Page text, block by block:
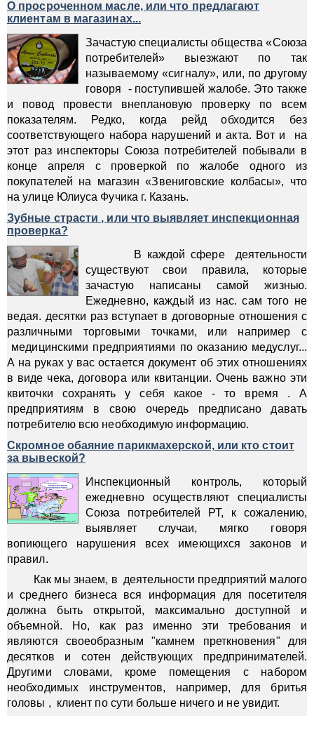
О просроченном масле, или что предлагают
клиентам в магазинах...
Зачастую специалисты общества «Союза
потребителей» выезжают по так
называемому «сигналу», или, по другому
говоря - поступившей жалобе. Это также
и повод провести внеплановую проверку по всем
показателям. Редко, когда рейд обходится без
соответствующего набора нарушений и акта. Вот и на
этот раз инспекторы Союза потребителей побывали в
конце апреля с проверкой по жалобе одного из
покупателей на магазин «Звениговские колбасы», что
на улице Юлиуса Фучика г. Казань.
Зубные страсти , или что выявляет инспекционная
проверка?
В каждой сфере деятельности
существуют свои правила, которые
зачастую написаны самой жизнью.
Ежедневно, каждый из нас. сам того не
ведая. десятки раз вступает в договорные отношения с
различными торговыми точками, или например с
медицинскими предприятиями по оказанию медуслуг...
А на руках у вас остается документ об этих отношениях
в виде чека, договора или квитанции. Очень важно эти
квиточки сохранять у себя какое - то время . А
предприятиям в свою очередь предписано давать
потребителю всю необходимую информацию.
Скромное обаяние парикмахерской, или кто стоит
за вывеской?
Инспекционный контроль, который
ежедневно осуществляют специалисты
Союза потребителей РТ, к сожалению,
выявляет случаи, мягко говоря
вопиющего нарушения всех имеющихся законов и
правил.
Как мы знаем, в деятельности предприятий малого
и среднего бизнеса вся информация для посетителя
должна быть открытой, максимально доступной и
объемной. Но, как раз именно эти требования и
являются своеобразным "камнем преткновения" для
десятков и сотен действующих предпринимателей.
Другими словами, кроме помещения с набором
необходимых инструментов, например, для бритья
головы , клиент по сути больше ничего и не увидит.